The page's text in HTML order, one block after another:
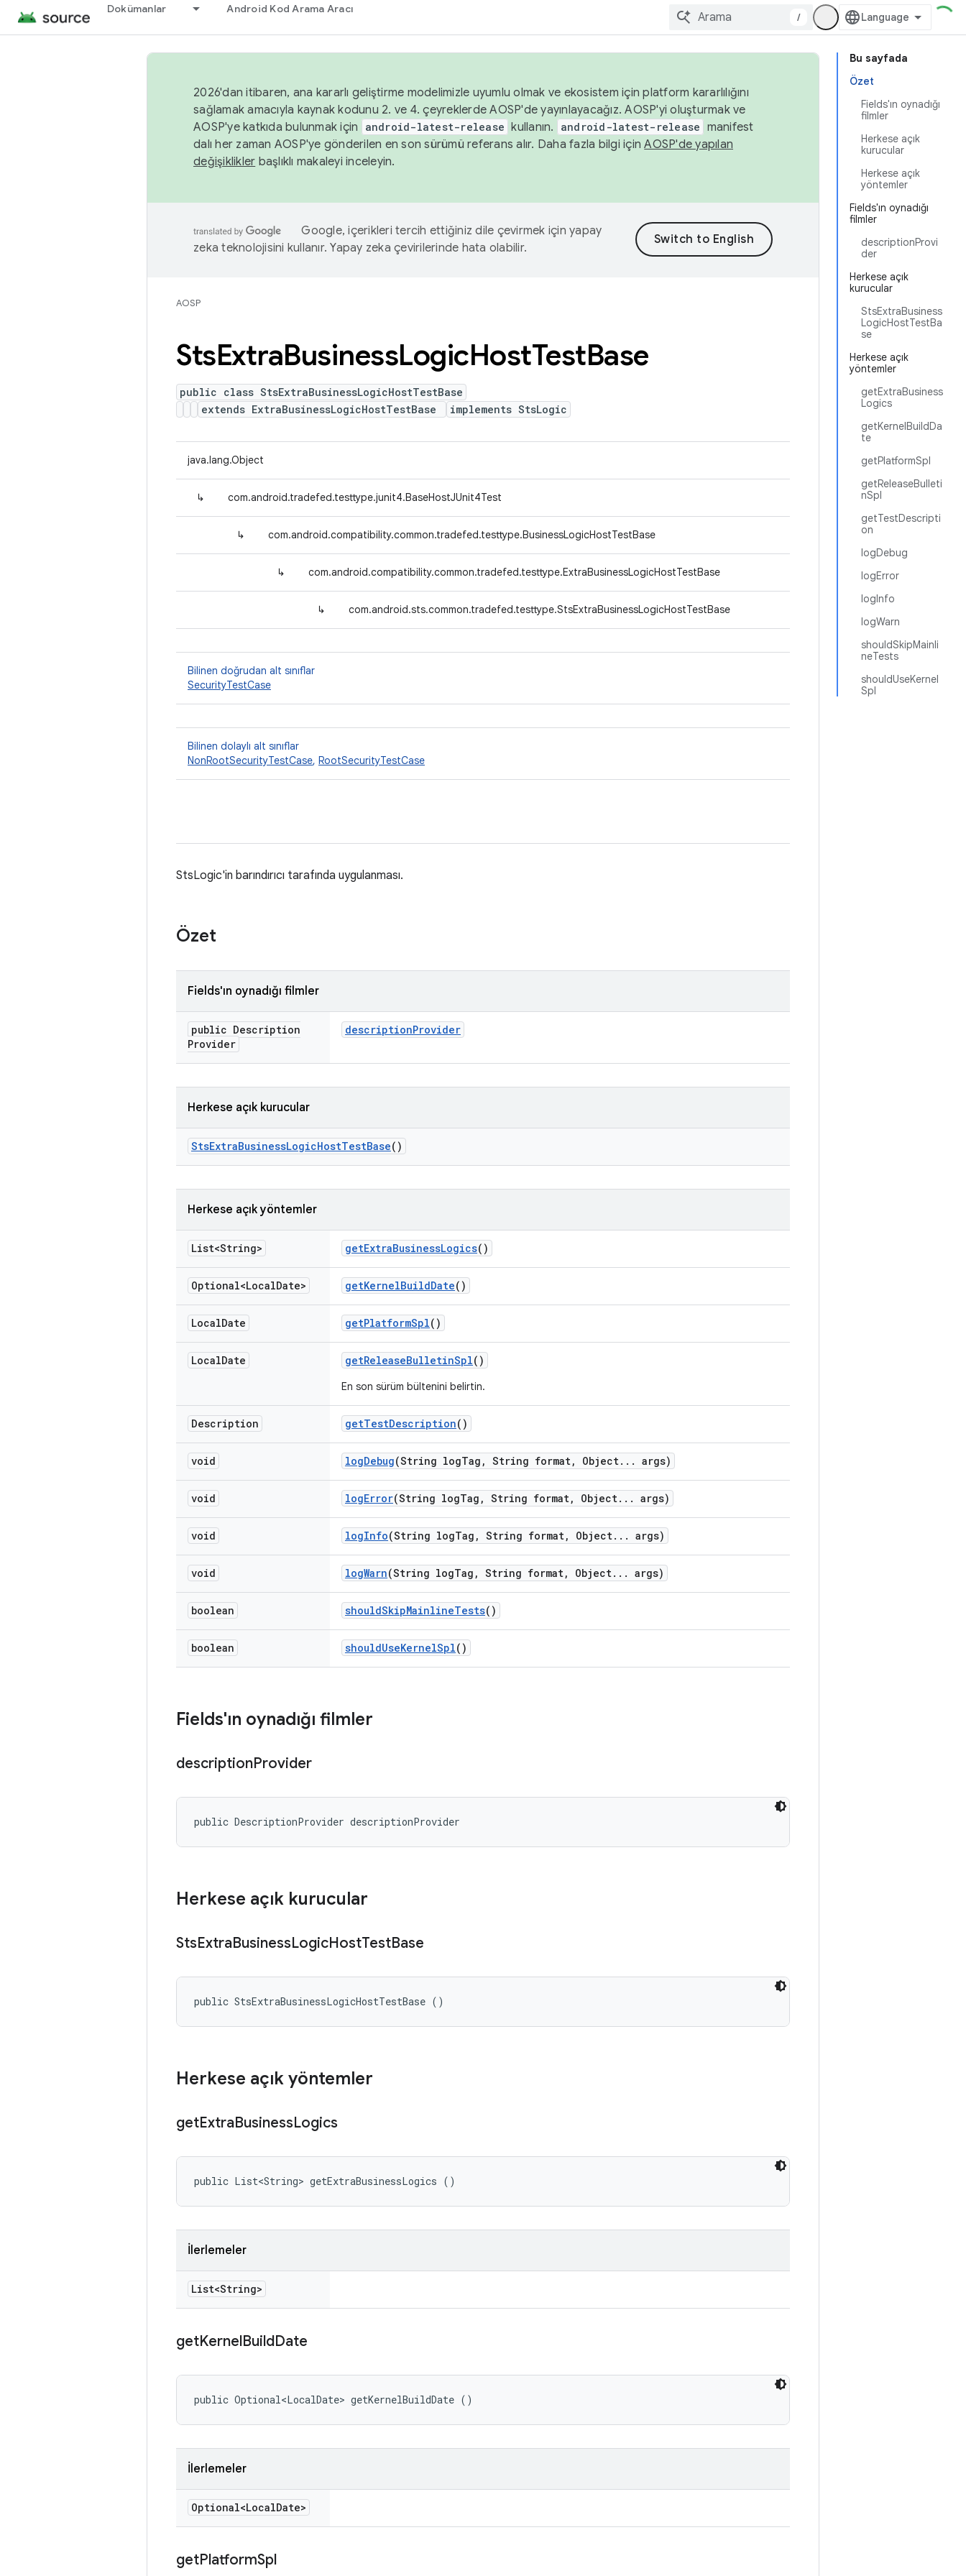
Dokümanlar Android Kod Arama Aracı
/
Bu sayfada
Özet
Fields'ın oynadığı
filmler
Herkese açık
kurucular
Herkese açık
yöntemler
Fields'ın oynadığı
filmler
descriptionProvi
der
Herkese açık
kurucular
StsExtraBusiness
LogicHostTestBa
se
Herkese açık
yöntemler
getExtraBusiness
Logics
getKernelBuildDa
te
getPlatformSpl
getReleaseBulleti
nSpl
getTestDescripti
on
logDebug
logError
logInfo
logWarn
shouldSkipMainli
neTests
shouldUseKernel
Spl
2026'dan itibaren, ana kararlı geliştirme modelimizle uyumlu olmak ve ekosistem için platform kararlılığını
sağlamak amacıyla kaynak kodunu 2. ve 4. çeyreklerde AOSP'de yayınlayacağız. AOSP'yi oluşturmak ve
AOSP'ye katkıda bulunmak için
android-latest-release kullanın. android-latest-release manifest
dalı her zaman AOSP'ye gönderilen en son sürümü referans alır. Daha fazla bilgi içinAOSP'de yapılan
değişiklikler başlıklı makaleyi inceleyin.
Google, içerikleri tercih ettiğiniz dile çevirmek için yapay
zeka teknolojisini kullanır. Yapay zeka çevirilerinde hata olabilir.
AOSP
StsExtraBusinessLogicHostTestBase
public class StsExtraBusinessLogicHostTestBase
extends ExtraBusinessLogicHostTestBase
implements StsLogic
java.lang.Object
↳ com.android.tradefed.testtype.junit4.BaseHostJUnit4Test
↳ com.android.compatibility.common.tradefed.testtype.BusinessLogicHostTestBase
↳ com.android.compatibility.common.tradefed.testtype.ExtraBusinessLogicHostTestBase
↳ com.android.sts.common.tradefed.testtype.StsExtraBusinessLogicHostTestBase
Bilinen doğrudan alt sınıflar
SecurityTestCase
Bilinen dolaylı alt sınıflar
NonRootSecurityTestCase, RootSecurityTestCase
StsLogic'in barındırıcı tarafında uygulanması.
Özet
Fields'ın oynadığı filmler
public Description
Provider
descriptionProvider
Herkese açık kurucular
StsExtraBusinessLogicHostTestBase()
Herkese açık yöntemler
List<String> getExtraBusinessLogics()
Optional<LocalDate> getKernelBuildDate()
LocalDate getPlatformSpl()
LocalDate getReleaseBulletinSpl()
En son sürüm bültenini belirtin.
Description getTestDescription()
void logDebug(String logTag , String format, Object. . . args)
void logError(String logTag , String format, Object. . . args)
void logInfo(String logTag , String format, Object. . . args)
void logWarn(String logTag , String format, Object. . . args)
boolean shouldSkipMainlineTests()
boolean shouldUseKernelSpl()
Fields'ın oynadığı filmler
descriptionProvider
public DescriptionProvider descriptionProvider
Herkese açık kurucular
StsExtraBusinessLogicHostTestBase
public StsExtraBusinessLogicHostTestBase ()
Herkese açık yöntemler
getExtraBusinessLogics
public List<String> getExtraBusinessLogics ()
İlerlemeler
List<String>
getKernelBuildDate
public Optional<LocalDate> getKernelBuildDate ()
İlerlemeler
Optional<LocalDate>
getPlatformSpl